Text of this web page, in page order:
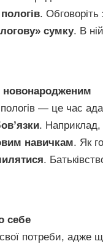
.
сумку. В
новонародженим
— це час
. Наприклад,
навичкам. Як
.
себе
потреби, адже